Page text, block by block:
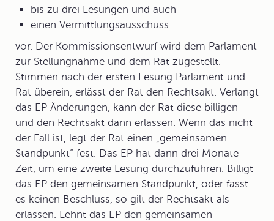
bis zu drei Lesungen und auch
einen Vermittlungsausschuss
vor. Der Kommissionsentwurf wird dem Parlament
zur Stellungnahme und dem Rat zugestellt.
Stimmen nach der ersten Lesung Parlament und
Rat überein, erlässt der Rat den Rechtsakt. Verlangt
das EP Änderungen, kann der Rat diese billigen
und den Rechtsakt dann erlassen. Wenn das nicht
der Fall ist, legt der Rat einen „gemeinsamen
Standpunkt“ fest. Das EP hat dann drei Monate
Zeit, um eine zweite Lesung durchzuführen. Billigt
das EP den gemeinsamen Standpunkt, oder fasst
es keinen Beschluss, so gilt der Rechtsakt als
erlassen. Lehnt das EP den gemeinsamen